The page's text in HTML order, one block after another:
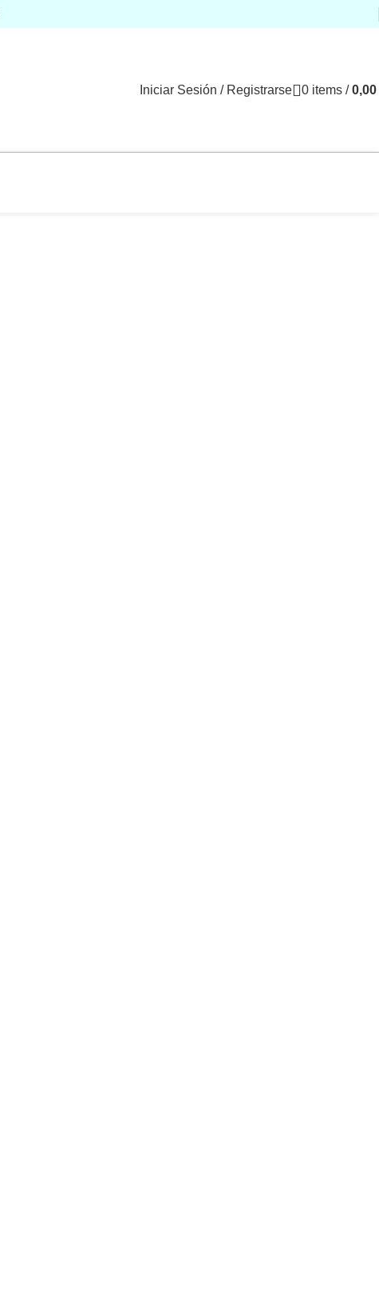
Iniciar Sesión / Registrarse 0 items / 0,00